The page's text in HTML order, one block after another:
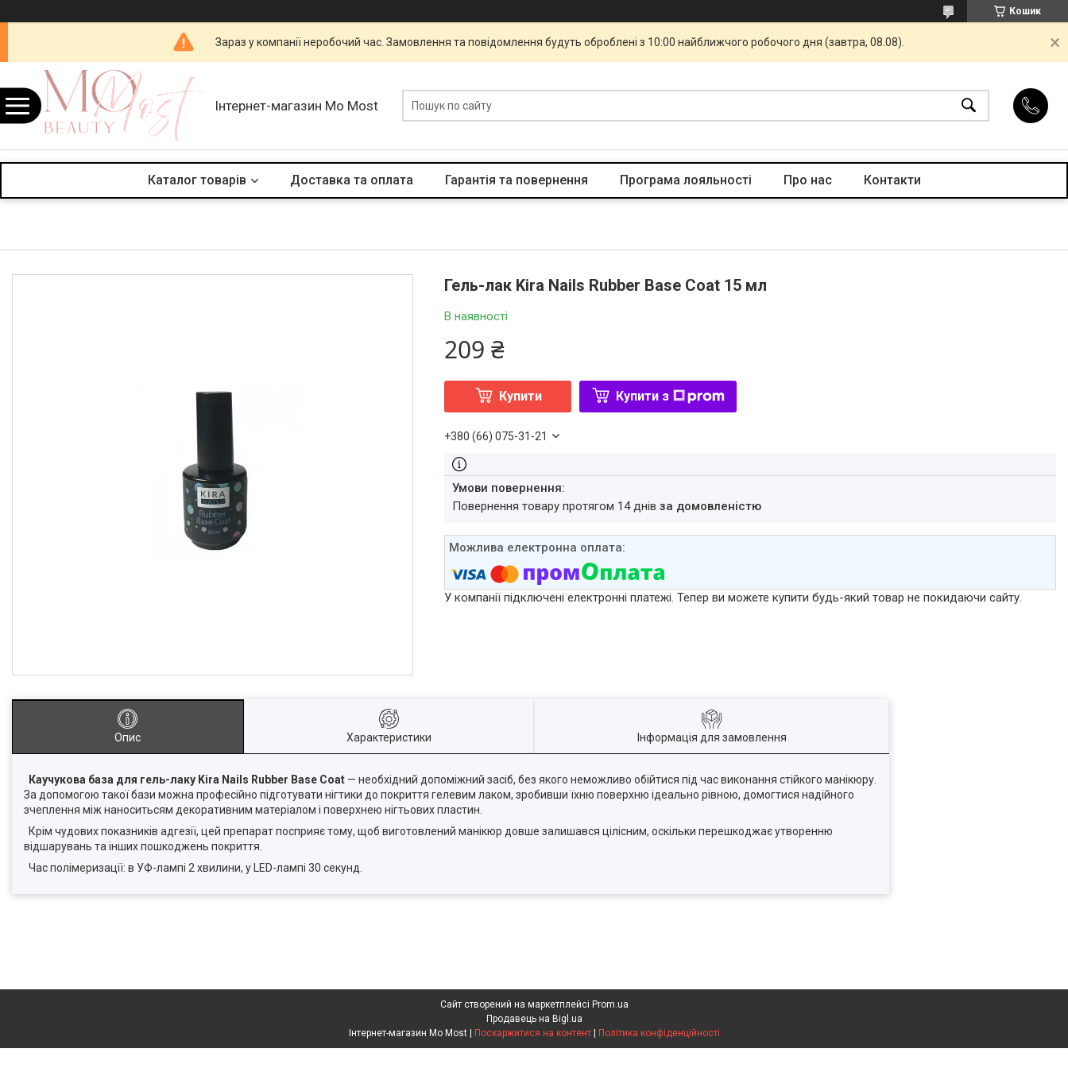
Кошик
Зараз у компанії неробочий час. Замовлення та повідомлення будуть оброблені з 10:00 найближчого робочого дня (завтра, 08.08).
Інтернет-магазин Mo Most
Каталог товарів Доставка та оплата Гарантія та повернення Програма лояльності Про нас Контакти
Гель-лак Kira Nails Rubber Base Coat 15 мл
В наявності
209 ₴
Купити Купити з
+380 (66) 075-31-21
повернення товару протягом 14 днівза домовленістю
У компанії підключені електронні платежі. Тепер ви можете купити будь-який товар не покидаючи сайту.
Опис Характеристики Інформація для замовлення
Каучукова база для гель-лаку Kira Nails Rubber Base Coat — необхідний допоміжний засіб, без якого неможливо обійтися під час виконання стійкого манікюру.
За допомогою такої бази можна професійно підготувати нігтики до покриття гелевим лаком, зробивши їхню поверхню ідеально рівною, домогтися надійного
зчеплення між наноситьсям декоративним матеріалом і поверхнею нігтьових пластин.
Крім чудових показників адгезії, цей препарат посприяє тому, щоб виготовлений манікюр довше залишався цілісним, оскільки перешкоджає утворенню
відшарувань та інших пошкоджень покриття.
Час полімеризації: в УФ-лампі 2 хвилини, у LED-лампі 30 секунд.
Сайт створений на маркетплейсі Prom.ua
Продавець на Bigl.ua
Поскаржитися на контент Політика конфіденційності